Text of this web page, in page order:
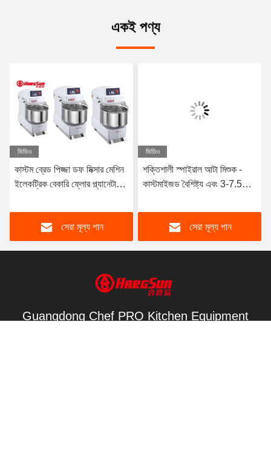
একই পণ্য
ভিডিও
কাস্টম ব্রেড পিজ্জা ডফ মিক্সার মেশিন
ইলেকট্রিক বেকারি ফ্লোর প্ল্যানেটারি
সেরা মূল্য পান
ভিডিও
শক্তিশালী স্পাইরাল আটা মিশুক -
কাস্টমাইজড বৈশিষ্ট্য এবং 3-7.5
সেরা মূল্য পান
Guangdong Chef PRO Kitchen Equipment